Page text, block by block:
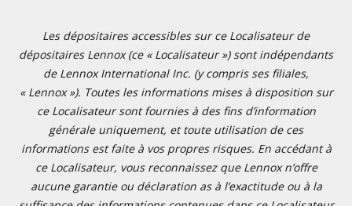
Les dépositaires accessibles sur ce Localisateur de
dépositaires Lennox (ce « Localisateur ») sont indépendants
de Lennox International Inc. (y compris ses filiales,
« Lennox »). Toutes les informations mises à disposition sur
ce Localisateur sont fournies à des fins d’information
générale uniquement, et toute utilisation de ces
informations est faite à vos propres risques. En accédant à
ce Localisateur, vous reconnaissez que Lennox n’offre
aucune garantie ou déclaration as à l’exactitude ou à la